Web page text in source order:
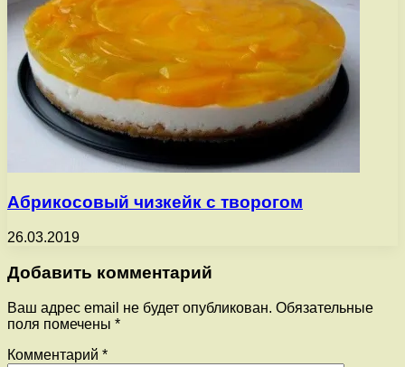
Абрикосовый чизкейк с творогом
26.03.2019
Добавить комментарий
Ваш адрес email не будет опубликован. Обязательные
поля помечены *
Комментарий *